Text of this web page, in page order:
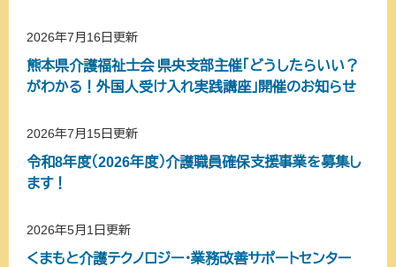
2026年7月16日更新
熊本県介護福祉士会 県央支部主催「どうしたらいい？
がわかる！外国人受け入れ実践講座」開催のお知らせ
2026年7月15日更新
令和8年度（2026年度）介護職員確保支援事業を募集し
ます！
2026年5月1日更新
くまもと介護テクノロジー・業務改善サポートセンター